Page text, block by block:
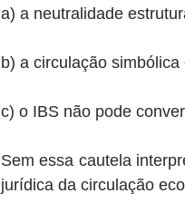
a) a neutralidade
b) a circulação
c) o IBS não pode
Sem essa cautela
jurídica da circulação